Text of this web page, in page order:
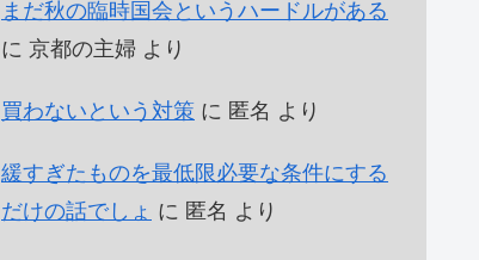
まだ秋の臨時国会というハードルがある
に 京都の主婦 より
買わないという対策 に 匿名 より
緩すぎたものを最低限必要な条件にする
だけの話でしょ に 匿名 より